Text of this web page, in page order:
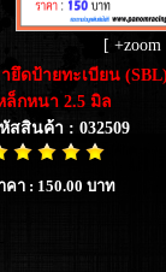
[ +zoom
ยึดป้ายทะเบียน
ล็กหนา 2.5 มิล
สสินค้า : 032509
คา : 150.00 บาท